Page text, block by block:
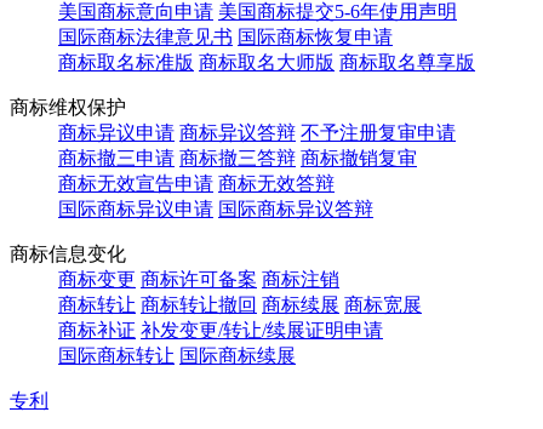
美国商标意向申请 美国商标提交5-6年使用声明
国际商标法律意见书 国际商标恢复申请
商标取名标准版 商标取名大师版 商标取名尊享版
商标维权保护
商标异议申请 商标异议答辩 不予注册复审申请
商标撤三申请 商标撤三答辩 商标撤销复审
商标无效宣告申请 商标无效答辩
国际商标异议申请 国际商标异议答辩
商标信息变化
商标变更 商标许可备案 商标注销
商标转让 商标转让撤回 商标续展 商标宽展
商标补证 补发变更/转让/续展证明申请
国际商标转让 国际商标续展
专利